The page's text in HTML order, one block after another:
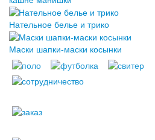
Нательное белье и трико
Маски шапки-маски косынки